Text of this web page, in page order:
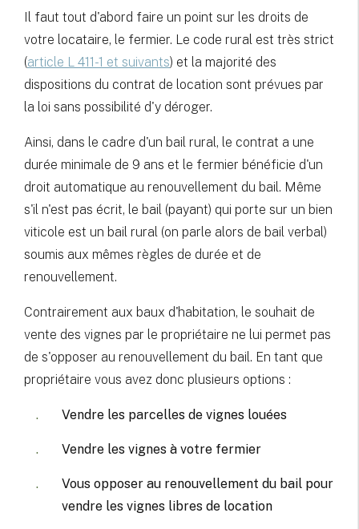
Il faut tout d'abord faire un point sur les droits de
votre locataire, le fermier. Le code rural est très strict
(article L 411-1 et suivants) et la majorité des
dispositions du contrat de location sont prévues par
la loi sans possibilité d'y déroger.
Ainsi, dans le cadre d'un bail rural, le contrat a une
durée minimale de 9 ans et le fermier bénéficie d'un
droit automatique au renouvellement du bail. Même
s'il n'est pas écrit, le bail (payant) qui porte sur un bien
viticole est un bail rural (on parle alors de bail verbal)
soumis aux mêmes règles de durée et de
renouvellement.
Contrairement aux baux d'habitation, le souhait de
vente des vignes par le propriétaire ne lui permet pas
de s'opposer au renouvellement du bail. En tant que
propriétaire vous avez donc plusieurs options :
Vendre les parcelles de vignes louées
Vendre les vignes à votre fermier
Vous opposer au renouvellement du bail pour
vendre les vignes libres de location